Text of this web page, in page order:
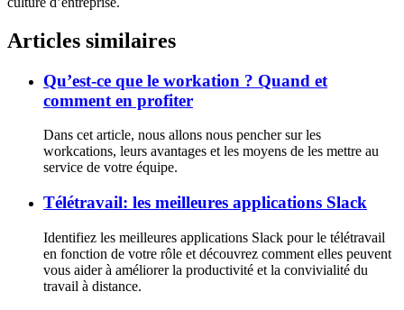
Articles similaires
Qu’est-ce que le workation ? Quand et
comment en profiter
Dans cet article, nous allons nous pencher sur les
workcations, leurs avantages et les moyens de les mettre au
service de votre équipe.
Télétravail: les meilleures applications Slack
Identifiez les meilleures applications Slack pour le télétravail
en fonction de votre rôle et découvrez comment elles peuvent
vous aider à améliorer la productivité et la convivialité du
travail à distance.